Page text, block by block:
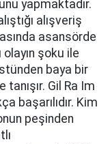
yapmaktadır.
alışveriş
asansörde
olayın şoku ile
baya bir
Gil Ra Im
başarılıdır. Kim
peşinden